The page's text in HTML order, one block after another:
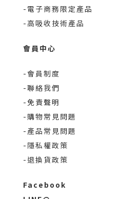
-電子商務限定產品
-高吸收技術產品
會員中心
-會員制度
-聯絡我們
-免責聲明
-購物常見問題
-產品常見問題
-隱私權政策
-退換貨政策
Facebook